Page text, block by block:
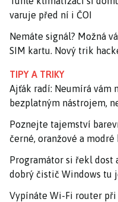
varuje před ní i ČOI
Nemáte signál? Možná
SIM kartu. Nový trik
TIPY A TRIKY
Ajťák radí: Neumírá vám
bezplatným nástrojem,
Poznejte tajemství
černé, oranžové a
Programátor si řekl dost
dobrý čistič Windows tu
Vypínáte Wi-Fi router při